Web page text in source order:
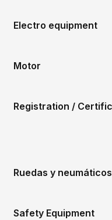
Electro equipment
Motor
Registration /
Ruedas y neumáticos
Safety Equipment